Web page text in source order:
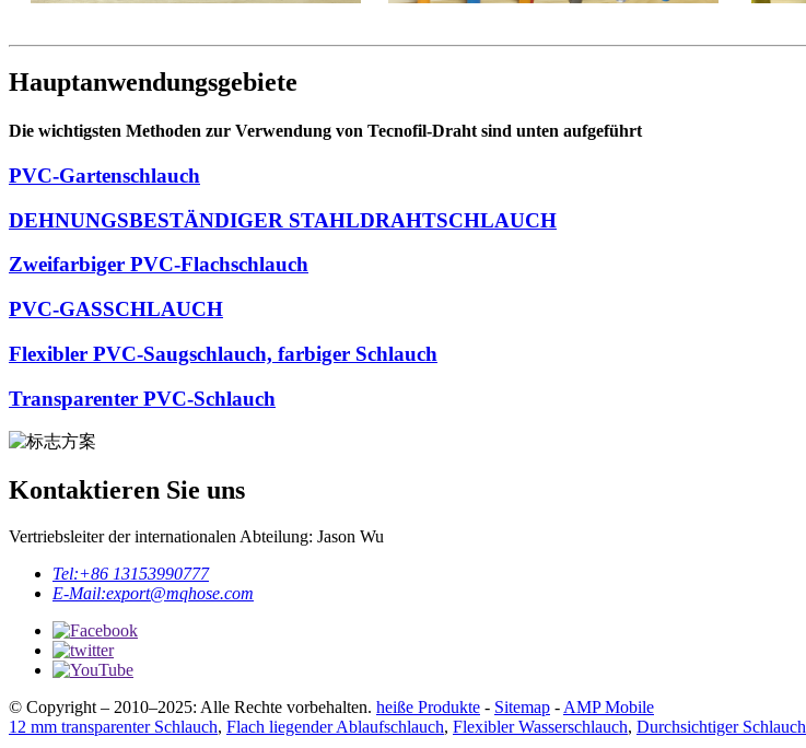
Hauptanwendungsgebiete
Die wichtigsten Methoden zur Verwendung von Tecnofil-Draht sind unten aufgeführt
PVC-Gartenschlauch
DEHNUNGSBESTÄNDIGER STAHLDRAHTSCHLAUCH
Zweifarbiger PVC-Flachschlauch
PVC-GASSCHLAUCH
Flexibler PVC-Saugschlauch, farbiger Schlauch
Transparenter PVC-Schlauch
Kontaktieren Sie uns
Vertriebsleiter der internationalen Abteilung: Jason Wu
Tel:+86 13153990777
E-Mail:export@mqhose.com
© Copyright – 2010–2025: Alle Rechte vorbehalten. heiße Produkte - Sitemap - AMP Mobile
12 mm transparenter Schlauch, Flach liegender Ablaufschlauch, Flexibler Wasserschlauch, Durchsichtiger Schlauch